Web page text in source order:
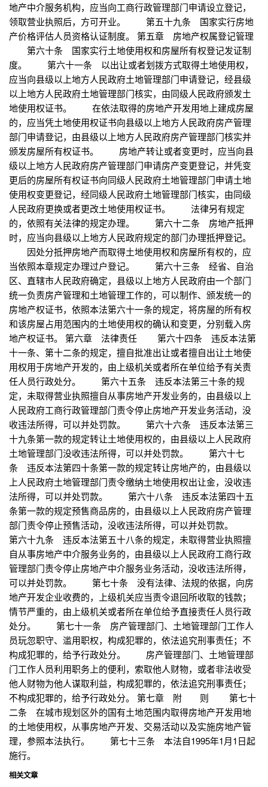
地产中介服务机构，应当向工商行政管理部门申请设立登记，
领取营业执照后，方可开业。 第五十九条 国家实行房地
产价格评估人员资格认证制度。 第五章 房地产权属登记管理
第六十条 国家实行土地使用权和房屋所有权登记发证制
度。 第六十一条 以出让或者划拨方式取得土地使用权，
应当向县级以上地方人民政府土地管理部门申请登记，经县级
以上地方人民政府土地管理部门核实，由同级人民政府颁发土
地使用权证书。 在依法取得的房地产开发用地上建成房屋
的，应当凭土地使用权证书向县级以上地方人民政府房产管理
部门申请登记，由县级以上地方人民政府房产管理部门核实并
颁发房屋所有权证书。 房地产转让或者变更时，应当向县
级以上地方人民政府房产管理部门申请房产变更登记，并凭变
更后的房屋所有权证书向同级人民政府土地管理部门申请土地
使用权变更登记，经同级人民政府土地管理部门核实，由同级
人民政府更换或者更改土地使用权证书。 法律另有规定
的，依照有关法律的规定办理。 第六十二条 房地产抵押
时，应当向县级以上地方人民政府规定的部门办理抵押登记。
因处分抵押房地产而取得土地使用权和房屋所有权的，应
当依照本章规定办理过户登记。 第六十三条 经省、自治
区、直辖市人民政府确定，县级以上地方人民政府由一个部门
统一负责房产管理和土地管理工作的，可以制作、颁发统一的
房地产权证书，依照本法第六十一条的规定，将房屋的所有权
和该房屋占用范围内的土地使用权的确认和变更，分别载入房
地产权证书。 第六章 法律责任 第六十四条 违反本法第
十一条、第十二条的规定，擅自批准出让或者擅自出让土地使
用权用于房地产开发的，由上级机关或者所在单位给予有关责
任人员行政处分。 第六十五条 违反本法第三十条的规
定，未取得营业执照擅自从事房地产开发业务的，由县级以上
人民政府工商行政管理部门责令停止房地产开发业务活动，没
收违法所得，可以并处罚款。 第六十六条 违反本法第三
十九条第一款的规定转让土地使用权的，由县级以上人民政府
土地管理部门没收违法所得，可以并处罚款。 第六十七
条 违反本法第四十条第一款的规定转让房地产的，由县级以
上人民政府土地管理部门责令缴纳土地使用权出让金，没收违
法所得，可以并处罚款。 第六十八条 违反本法第四十五
条第一款的规定预售商品房的，由县级以上人民政府房产管理
部门责令停止预售活动，没收违法所得，可以并处罚款。
第六十九条 违反本法第五十八条的规定，未取得营业执照擅
自从事房地产中介服务业务的，由县级以上人民政府工商行政
管理部门责令停止房地产中介服务业务活动，没收违法所得，
可以并处罚款。 第七十条 没有法律、法规的依据，向房
地产开发企业收费的，上级机关应当责令退回所收取的钱款；
情节严重的，由上级机关或者所在单位给予直接责任人员行政
处分。 第七十一条 房产管理部门、土地管理部门工作人
员玩忽职守、滥用职权，构成犯罪的，依法追究刑事责任；不
构成犯罪的，给予行政处分。 房产管理部门、土地管理部
门工作人员利用职务上的便利，索取他人财物，或者非法收受
他人财物为他人谋取利益，构成犯罪的，依法追究刑事责任；
不构成犯罪的，给予行政处分。 第七章 附 则 第七十
二条 在城市规划区外的国有土地范围内取得房地产开发用地
的土地使用权，从事房地产开发、交易活动以及实施房地产管
理，参照本法执行。 第七十三条 本法自1995年1月1日起
施行。
相关文章